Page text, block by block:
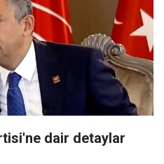
dair detaylar